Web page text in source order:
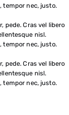
tempor nec, justo.
pede. Cras vel libero
nisl.
tempor nec, justo.
pede. Cras vel libero
nisl.
tempor nec, justo.